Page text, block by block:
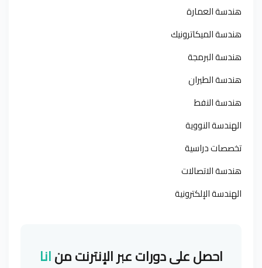
هندسة العمارة
هندسة الميكاترونيك
هندسة البرمجة
هندسة الطيران
هندسة النفط
الهندسة النووية
تخصصات دراسية
هندسة الاتصالات
الهندسة الإلكترونية
احصل على دورات عبر الإنترنت منانا